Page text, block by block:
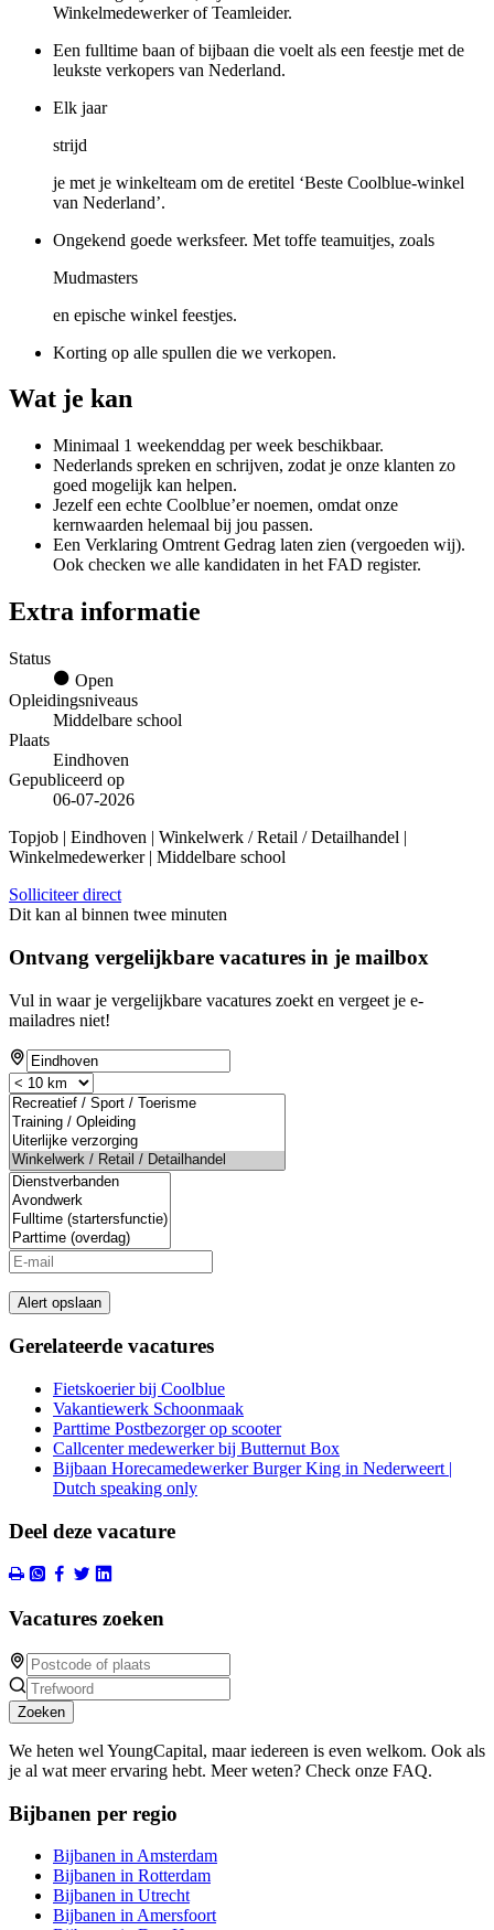
Winkelmedewerker of Teamleider.
Een fulltime baan of bijbaan die voelt als een feestje met de
leukste verkopers van Nederland.
Elk jaar
strijd
je met je winkelteam om de eretitel ‘Beste Coolblue-winkel
van Nederland’.
Ongekend goede werksfeer. Met toffe teamuitjes, zoals
Mudmasters
en epische winkel feestjes.
Korting op alle spullen die we verkopen.
Wat je kan
Minimaal 1 weekenddag per week beschikbaar.
Nederlands spreken en schrijven, zodat je onze klanten zo
goed mogelijk kan helpen.
Jezelf een echte Coolblue’er noemen, omdat onze
kernwaarden helemaal bij jou passen.
Een Verklaring Omtrent Gedrag laten zien (vergoeden wij).
Ook checken we alle kandidaten in het FAD register.
Extra informatie
Status
Open
Opleidingsniveaus
Middelbare school
Plaats
Eindhoven
Gepubliceerd op
06-07-2026
Topjob | Eindhoven | Winkelwerk / Retail / Detailhandel |
Winkelmedewerker | Middelbare school
Solliciteer direct
Dit kan al binnen twee minuten
Ontvang vergelijkbare vacatures in je mailbox
Vul in waar je vergelijkbare vacatures zoekt en vergeet je e-
mailadres niet!
Alert opslaan
Gerelateerde vacatures
Fietskoerier bij Coolblue
Vakantiewerk Schoonmaak
Parttime Postbezorger op scooter
Callcenter medewerker bij Butternut Box
Bijbaan Horecamedewerker Burger King in Nederweert |
Dutch speaking only
Deel deze vacature
Vacatures zoeken
Zoeken
We heten wel YoungCapital, maar iedereen is even welkom. Ook als
je al wat meer ervaring hebt. Meer weten? Check onze FAQ.
Bijbanen per regio
Bijbanen in Amsterdam
Bijbanen in Rotterdam
Bijbanen in Utrecht
Bijbanen in Amersfoort